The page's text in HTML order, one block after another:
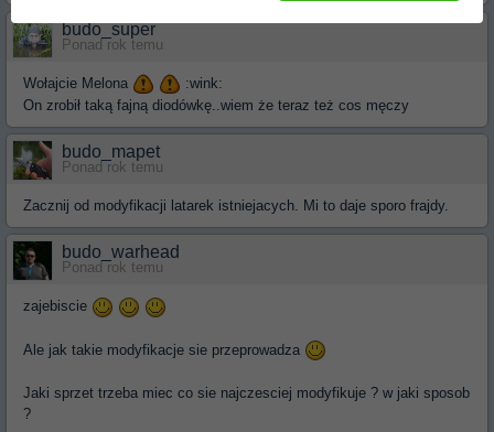
budo_super
Ponad rok temu
Wołajcie Melona
:wink:
On zrobił taką fajną diodówkę..wiem że teraz też cos męczy
budo_mapet
Ponad rok temu
Zacznij od modyfikacji latarek istniejacych. Mi to daje sporo frajdy.
budo_warhead
Ponad rok temu
zajebiscie
Ale jak takie modyfikacje sie przeprowadza
Jaki sprzet trzeba miec co sie najczesciej modyfikuje ? w jaki sposob
?